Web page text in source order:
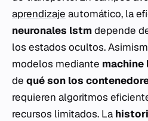
aprendizaje automático, la
neuronales lstmdepende
los estados ocultos.
modelos mediante machine
de qué son los
requieren algoritmos
recursos limitados. La